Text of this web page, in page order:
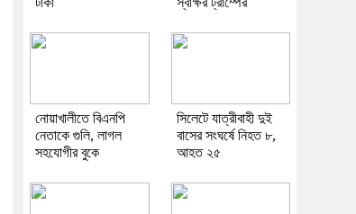
নোয়াখালীতে বিএনপি
নেতাকে গুলি, লাগল
সহযোগীর বুকে
সিলেটে যাত্রীবাহী দুই
বাসের সংঘর্ষে নিহত ৮,
আহত ২৫